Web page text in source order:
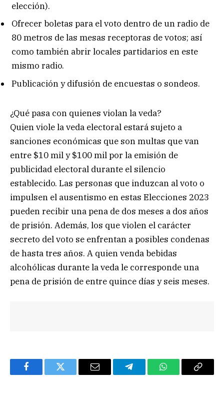
elección).
Ofrecer boletas para el voto dentro de un radio de
80 metros de las mesas receptoras de votos; así
como también abrir locales partidarios en este
mismo radio.
Publicación y difusión de encuestas o sondeos.
¿Qué pasa con quienes violan la veda?
Quien viole la veda electoral estará sujeto a
sanciones económicas que son multas que van
entre $10 mil y $100 mil por la emisión de
publicidad electoral durante el silencio
establecido. Las personas que induzcan al voto o
impulsen el ausentismo en estas Elecciones 2023
pueden recibir una pena de dos meses a dos años
de prisión. Además, los que violen el carácter
secreto del voto se enfrentan a posibles condenas
de hasta tres años. A quien venda bebidas
alcohólicas durante la veda le corresponde una
pena de prisión de entre quince días y seis meses.
FacebookTwitter Email TelegramWhatsAppCopy